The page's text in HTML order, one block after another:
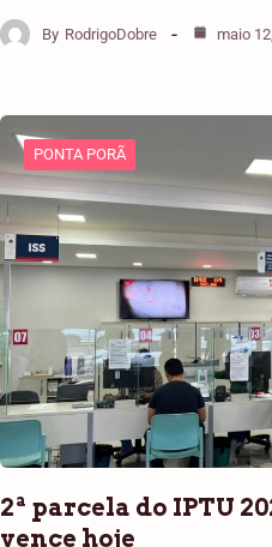
By RodrigoDobre maio
PONTA PORÃ
2ª parcela do IPTU
vence hoje